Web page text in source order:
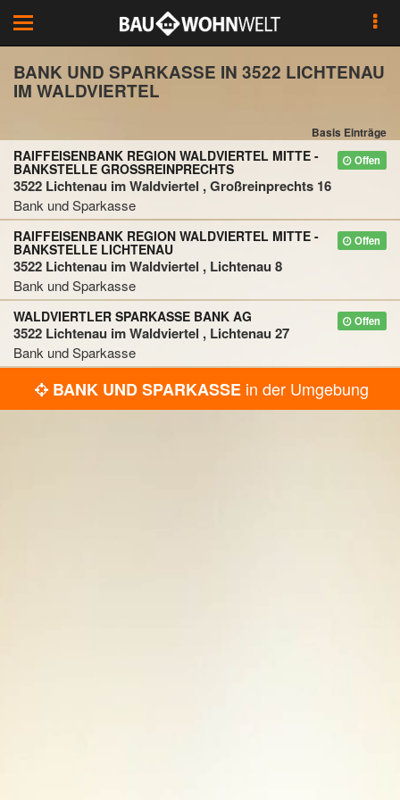
Toggle
navigation
BANK UND SPARKASSE IN 3522 LICHTENAU
IM WALDVIERTEL
Basis Einträge
Offen
RAIFFEISENBANK REGION WALDVIERTEL MITTE -
BANKSTELLE GROSSREINPRECHTS
3522 Lichtenau im Waldviertel , Großreinprechts 16
Bank und Sparkasse
Offen
RAIFFEISENBANK REGION WALDVIERTEL MITTE -
BANKSTELLE LICHTENAU
3522 Lichtenau im Waldviertel , Lichtenau 8
Bank und Sparkasse
Offen
WALDVIERTLER SPARKASSE BANK AG
3522 Lichtenau im Waldviertel , Lichtenau 27
Bank und Sparkasse
BANK UND SPARKASSE in der Umgebung